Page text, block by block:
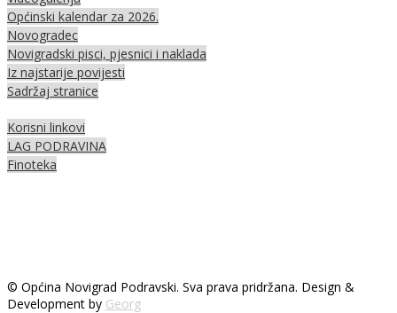
Općinski kalendar za 2026.
Novogradec
Novigradski pisci, pjesnici i naklada
Iz najstarije povijesti
Sadržaj stranice
Korisni linkovi
LAG PODRAVINA
Finoteka
© Općina Novigrad Podravski. Sva prava pridržana. Design &
Development by Georg